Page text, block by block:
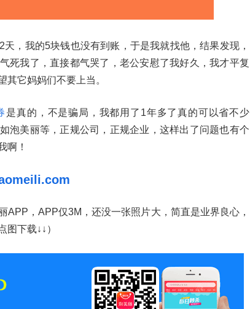
，我的5块钱也没有到账，于是我就找他，结果发现，
死我了，直接都气哭了，老公安慰了我好久，我才平复
其它妈妈们不要上当。
是真的，不是骗局，我都用了1年多了真的可以省不少
泡美丽等，正规公司，正规企业，这样出了问题也有个
啊！
APP，APP仅3M，还没一张照片大，简直是业界良心，
图下载↓↓）